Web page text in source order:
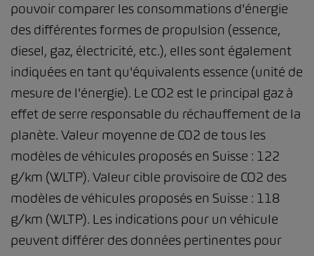
pouvoir comparer les consommations d'énergie
des différentes formes de propulsion (essence,
diesel, gaz, électricité, etc.), elles sont également
indiquées en tant qu'équivalents essence (unité de
mesure de l'énergie). Le CO2 est le principal gaz à
effet de serre responsable du réchauffement de la
planète. Valeur moyenne de CO2 de tous les
modèles de véhicules proposés en Suisse : 122
g/km (WLTP). Valeur cible provisoire de CO2 des
modèles de véhicules proposés en Suisse : 118
g/km (WLTP). Les indications pour un véhicule
peuvent différer des données pertinentes pour